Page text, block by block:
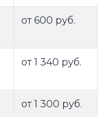
от 600 руб.
от 1 340 руб.
от 1 300 руб.